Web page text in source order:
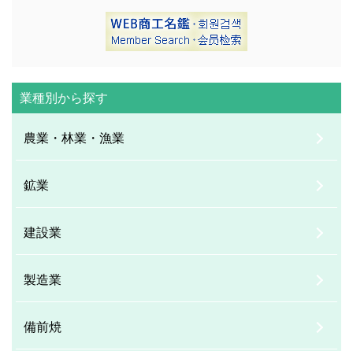
業種別から探す
農業・林業・漁業
鉱業
建設業
製造業
備前焼